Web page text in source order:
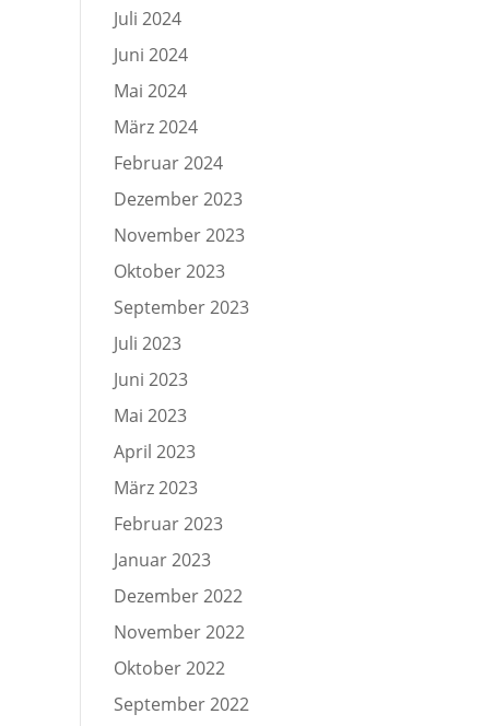
Juli 2024
Juni 2024
Mai 2024
März 2024
Februar 2024
Dezember 2023
November 2023
Oktober 2023
September 2023
Juli 2023
Juni 2023
Mai 2023
April 2023
März 2023
Februar 2023
Januar 2023
Dezember 2022
November 2022
Oktober 2022
September 2022